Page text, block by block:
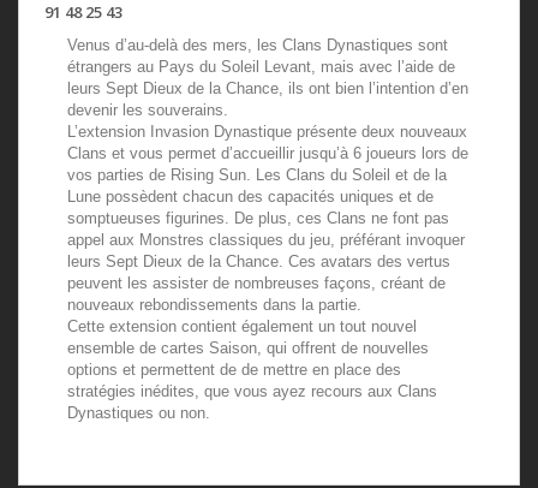
91 48 25 43
Venus d’au-delà des mers, les Clans Dynastiques sont
étrangers au Pays du Soleil Levant, mais avec l’aide de
leurs Sept Dieux de la Chance, ils ont bien l’intention d’en
devenir les souverains.
L’extension Invasion Dynastique présente deux nouveaux
Clans et vous permet d’accueillir jusqu’à 6 joueurs lors de
vos parties de Rising Sun. Les Clans du Soleil et de la
Lune possèdent chacun des capacités uniques et de
somptueuses figurines. De plus, ces Clans ne font pas
appel aux Monstres classiques du jeu, préférant invoquer
leurs Sept Dieux de la Chance. Ces avatars des vertus
peuvent les assister de nombreuses façons, créant de
nouveaux rebondissements dans la partie.
Cette extension contient également un tout nouvel
ensemble de cartes Saison, qui offrent de nouvelles
options et permettent de de mettre en place des
stratégies inédites, que vous ayez recours aux Clans
Dynastiques ou non.